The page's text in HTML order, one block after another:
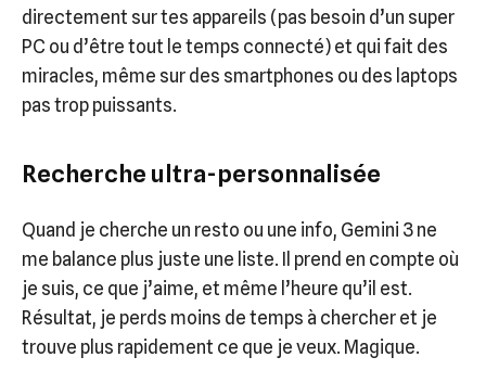
directement sur tes appareils (pas besoin d’un super
PC ou d’être tout le temps connecté) et qui fait des
miracles, même sur des smartphones ou des laptops
pas trop puissants.
Recherche ultra-personnalisée
Quand je cherche un resto ou une info, Gemini 3 ne
me balance plus juste une liste. Il prend en compte où
je suis, ce que j’aime, et même l’heure qu’il est.
Résultat, je perds moins de temps à chercher et je
trouve plus rapidement ce que je veux. Magique.